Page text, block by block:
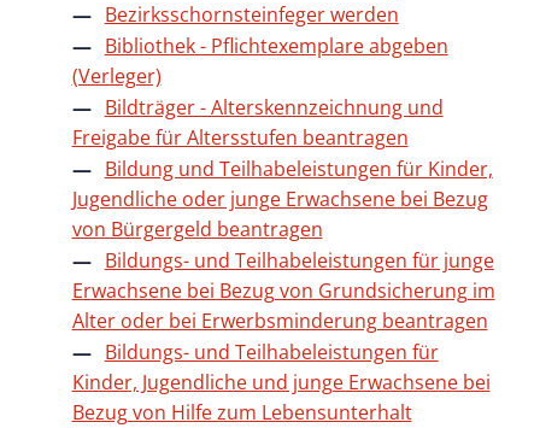
Bezirksschornsteinfeger werden
Bibliothek - Pflichtexemplare abgeben
(Verleger)
Bildträger - Alterskennzeichnung und
Freigabe für Altersstufen beantragen
Bildung und Teilhabeleistungen für Kinder,
Jugendliche oder junge Erwachsene bei Bezug
von Bürgergeld beantragen
Bildungs- und Teilhabeleistungen für junge
Erwachsene bei Bezug von Grundsicherung im
Alter oder bei Erwerbsminderung beantragen
Bildungs- und Teilhabeleistungen für
Kinder, Jugendliche und junge Erwachsene bei
Bezug von Hilfe zum Lebensunterhalt